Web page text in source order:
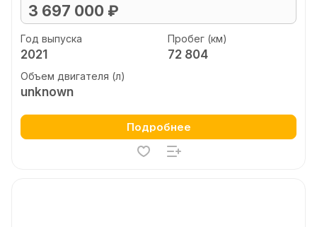
3 697 000 ₽
Год выпуска
2021
Пробег (км)
72 804
Объем двигателя (л)
unknown
Подробнее